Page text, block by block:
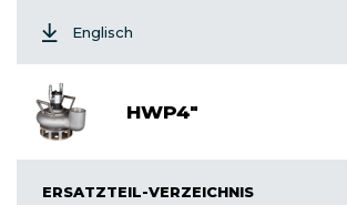
Englisch
HWP4"
ERSATZTEIL-VERZEICHNIS